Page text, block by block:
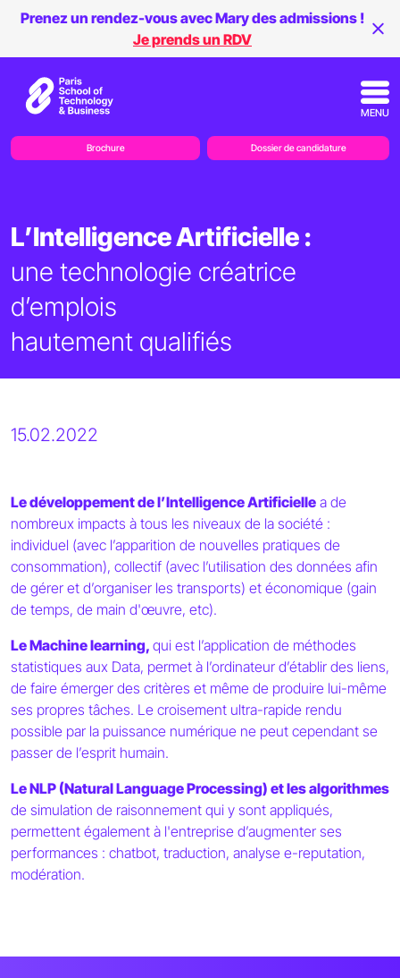
L’Intelligence Artificielle :
une technologie créatrice
d’emplois
hautement qualifiés
15.02.2022
Le développement de l’Intelligence Artificielle a de
nombreux impacts à tous les niveaux de la société :
individuel (avec l’apparition de nouvelles pratiques de
consommation), collectif (avec l’utilisation des données afin
de gérer et d’organiser les transports) et économique (gain
de temps, de main d'œuvre, etc).
Le Machine learning, qui est l’application de méthodes
statistiques aux Data, permet à l’ordinateur d’établir des liens,
de faire émerger des critères et même de produire lui-même
ses propres tâches. Le croisement ultra-rapide rendu
possible par la puissance numérique ne peut cependant se
passer de l’esprit humain.
Le NLP (Natural Language Processing) et les algorithmes
de simulation de raisonnement qui y sont appliqués,
permettent également à l'entreprise d’augmenter ses
performances : chatbot, traduction, analyse e-reputation,
modération.
Prenez un rendez-vous avec Mary des admissions !
Je prends un RDV
MENU
Brochure Dossier de candidature